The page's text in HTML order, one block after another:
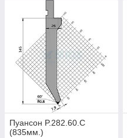
Пуансон P.282.60.C
(835мм.)